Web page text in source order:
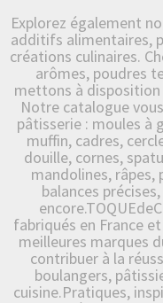
Explorez également
additifs alimentaires,
créations culinaires.
arômes, poudres
mettons à
Notre catalogue
pâtisserie : moules à
muffin, cadres,
douille, cornes,
mandolines, râpes,
balances
fabriqués en France
meilleures marques
contribuer à la
boulangers,
cuisine.Pratiques,